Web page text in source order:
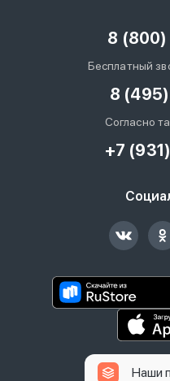
8
Бесплатный
8
Согласно
+7
Наши